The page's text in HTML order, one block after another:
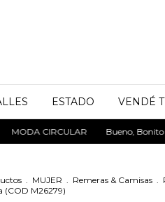
ESTADO VENDÉ
CIRCULAR Bueno, Bonito y de
. MUJER . Remeras & Camisas .
(COD M26279)